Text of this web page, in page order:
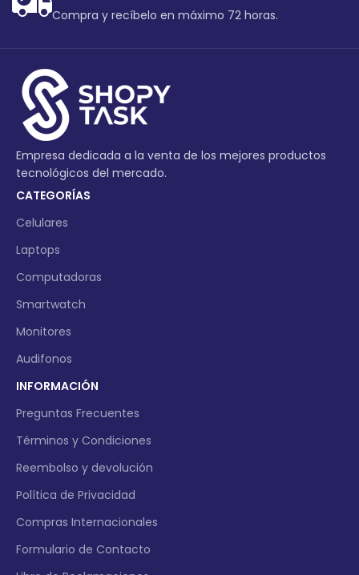
Compra y recíbelo en máximo 72 horas.
Empresa dedicada a la venta de los mejores productos
tecnológicos del mercado.
CATEGORÍAS
Celulares
Laptops
Computadoras
Smartwatch
Monitores
Audifonos
INFORMACIÓN
Preguntas Frecuentes
Términos y Condiciones
Reembolso y devolución
Política de Privacidad
Compras Internacionales
Formulario de Contacto